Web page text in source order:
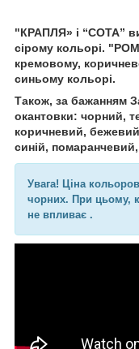
"КРАПЛЯ» і “СОТА”
сірому кольорі.
кремовому,
синьому кольорі.
Також, за бажанням
окантовки: чорний,
коричневий,
синій,
Увага! Ціна
чорних. При цьому,
не впливає .